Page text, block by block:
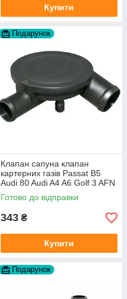
Купити
Подарунок
Клапан сапуна клапан
картерних газів Passat B5
Audi 80 Audi A4 A6 Golf 3 AFN
1Y AAZ 1Z AFF AEY AAZ AHB
AHU
Готово до відправки
343 ₴
Купити
Подарунок